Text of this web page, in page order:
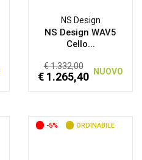
NS Design
NS Design WAV5
Cello...
€ 1.332,00
€ 1.265,40 NUOVO
-5% ORDINABILE